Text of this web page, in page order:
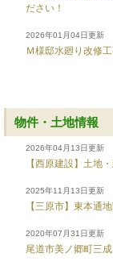
ださい！
2026年01月04日更新
Ｍ様邸水廻り改修
物件・土地情報
2026年04月13日更新
【西原建設】土地
2025年11月13日更新
【三原市】東本通
2020年07月31日更新
尾道市美ノ郷町三